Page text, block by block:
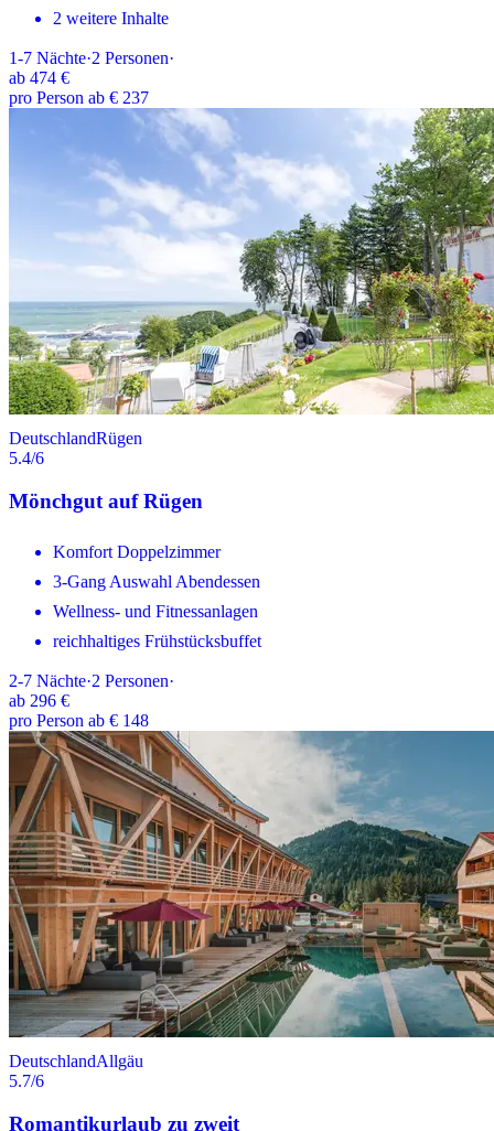
2 weitere Inhalte
1-7 Nächte·2 Personen·
ab 474 €
pro Person ab € 237
DeutschlandRügen
5.4/6
Mönchgut auf Rügen
Komfort Doppelzimmer
3-Gang Auswahl Abendessen
Wellness- und Fitnessanlagen
reichhaltiges Frühstücksbuffet
2-7 Nächte·2 Personen·
ab 296 €
pro Person ab € 148
DeutschlandAllgäu
5.7/6
Romantikurlaub zu zweit